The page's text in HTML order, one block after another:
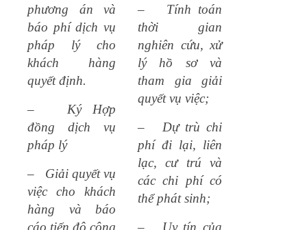
phương án và
báo phí dịch vụ
pháp lý cho
khách hàng
quyết định.
– Ký Hợp
đồng dịch vụ
pháp lý
– Giải quyết vụ
việc cho khách
hàng và báo
cáo tiến độ công
– Tính toán
thời gian
nghiên cứu, xử
lý hồ sơ và
tham gia giải
quyết vụ việc;
–Dự trù chi
phí đi lại, liên
lạc, cư trú và
các chi phí có
thể phát sinh;
–
Uy tín của